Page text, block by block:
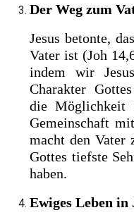
Der Weg zum
Jesus betonte,
Vater ist (Joh
indem wir
Charakter
die Möglichkeit
Gemeinschaft
macht den Vater
Gottes tiefste
haben.
Ewiges Leben in